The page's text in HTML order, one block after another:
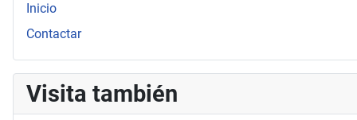
Inicio
Contactar
Visita también